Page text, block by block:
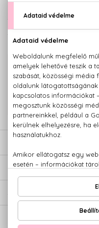
100% eredeti termékek,
Kérdésed van,
779 1926
ÉRTÉKELÉSEK (0)